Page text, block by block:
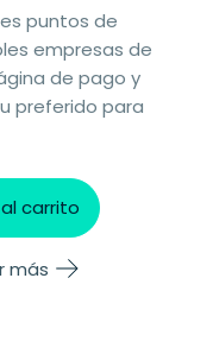
puntos de
empresas de
de pago y
preferido para
carrito
más